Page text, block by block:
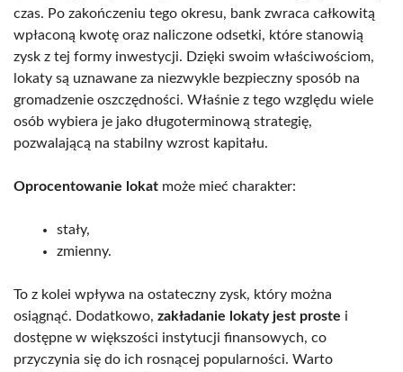
czas. Po zakończeniu tego okresu, bank zwraca całkowitą
wpłaconą kwotę oraz naliczone odsetki, które stanowią
zysk z tej formy inwestycji. Dzięki swoim właściwościom,
lokaty są uznawane za niezwykle bezpieczny sposób na
gromadzenie oszczędności. Właśnie z tego względu wiele
osób wybiera je jako długoterminową strategię,
pozwalającą na stabilny wzrost kapitału.
Oprocentowanie lokat może mieć charakter:
stały,
zmienny.
To z kolei wpływa na ostateczny zysk, który można
osiągnąć. Dodatkowo, zakładanie lokaty jest proste i
dostępne w większości instytucji finansowych, co
przyczynia się do ich rosnącej popularności. Warto